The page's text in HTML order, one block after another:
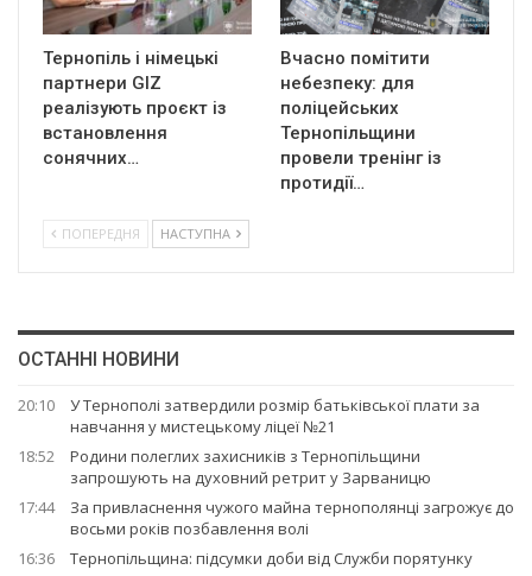
Тернопіль і німецькі
партнери GIZ
реалізують проєкт із
встановлення
сонячних…
Вчасно помітити
небезпеку: для
поліцейських
Тернопільщини
провели тренінг із
протидії…
ПОПЕРЕДНЯ НАСТУПНА
ОСТАННІ НОВИНИ
20:10
У Тернополі затвердили розмір батьківської плати за
навчання у мистецькому ліцеї №21
18:52
Родини полеглих захисників з Тернопільщини
запрошують на духовний ретрит у Зарваницю
17:44
За привласнення чужого майна тернополянці загрожує до
восьми років позбавлення волі
16:36
Тернопільщина: підсумки доби від Служби порятунку